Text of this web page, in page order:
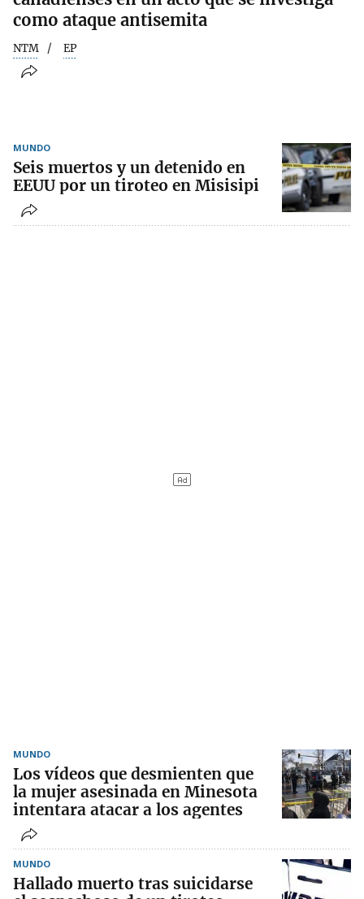
como ataque antisemita
NTM EP
MUNDO
Seis muertos y un detenido en
EEUU por un tiroteo en Misisipi
MUNDO
Los vídeos que desmienten que
la mujer asesinada en Minesota
intentara atacar a los agentes
MUNDO
Hallado muerto tras suicidarse